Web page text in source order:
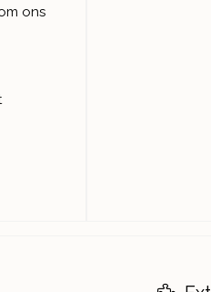
ons